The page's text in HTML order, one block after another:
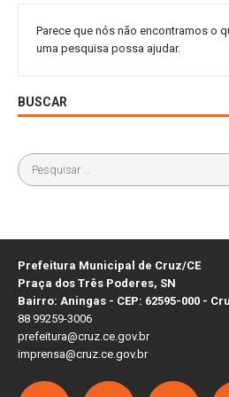
Parece que nós não encontramos o
uma pesquisa possa ajudar.
BUSCAR
Prefeitura Municipal de Cruz/CE
Praça dos Três Poderes, SN
Bairro: Aningas - CEP: 62595-000 -
88 99259-3006
prefeitura@cruz.ce.gov.br
imprensa@cruz.ce.gov.br